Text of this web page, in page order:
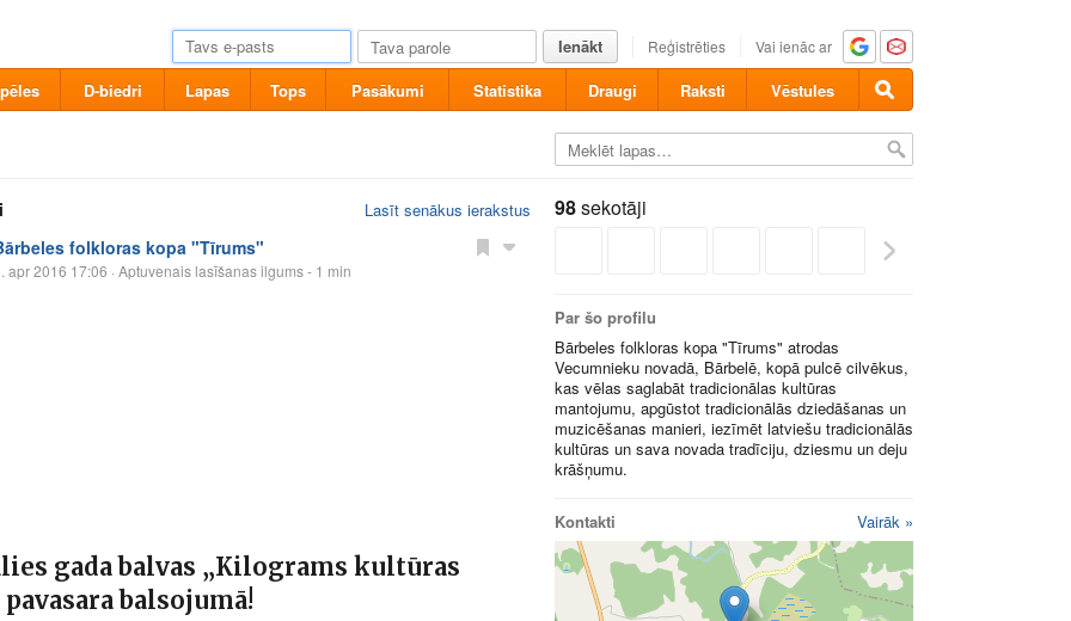
Ienākt Reģistrēties Vai ienāc ar
D-biedri Lapas Tops Pasākumi Statistika Draugi Raksti Vēstules
Lasīt senākus ierakstus
folkloras kopa "Tīrums"
apr 2016 17:06 · Aptuvenais lasīšanas ilgums - 1 min
gada balvas „Kilograms kultūras
pavasara balsojumā!
98sekotāji
Par šo profilu
Bārbeles folkloras kopa "Tīrums" atrodas
Vecumnieku novadā, Bārbelē, kopā pulcē cilvēkus,
kas vēlas saglabāt tradicionālas kultūras
mantojumu, apgūstot tradicionālās dziedāšanas un
muzicēšanas manieri, iezīmēt latviešu tradicionālās
kultūras un sava novada tradīciju, dziesmu un deju
krāšņumu.
Kontakti Vairāk »